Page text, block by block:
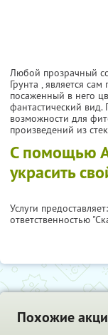
Любой прозрачный
Грунта , является
посаженный в него
фантастический
возможности для
произведений из
С помощью
украсить
Услуги
ответственностью
Похожие